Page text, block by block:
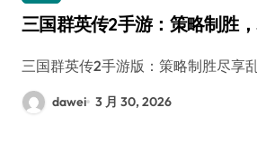
三国群英传2手游：策略制胜
三国群英传2手游版：策略制胜尽享
dawei 3 月 30, 2026